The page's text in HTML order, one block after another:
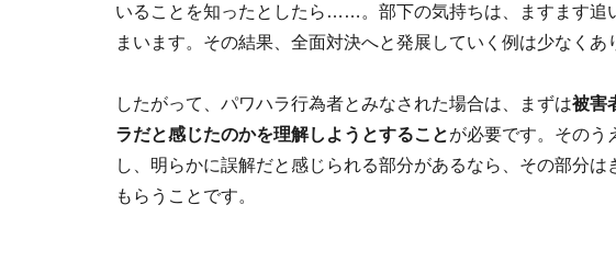
いることを知ったとしたら……。部下の気持ちは、ますます追
まいます。その結果、全面対決へと発展していく例は少なくあ
したがって、パワハラ行為者とみなされた場合は、まずは被害
ラだと感じたのかを理解しようとすることが必要です。そのう
し、明らかに誤解だと感じられる部分があるなら、その部分
もらうことです。